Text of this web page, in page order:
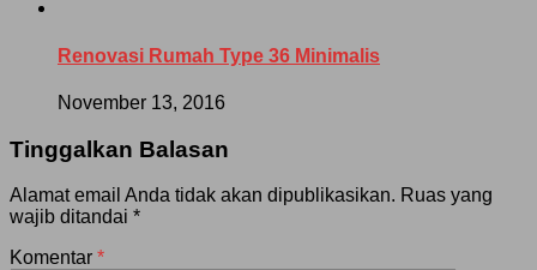
Renovasi Rumah Type 36 Minimalis
November 13, 2016
Tinggalkan Balasan
Alamat email Anda tidak akan dipublikasikan. Ruas yang
wajib ditandai *
Komentar *